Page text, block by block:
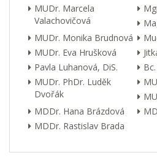
MUDr. Marcela
Valachovičová
MUDr. Monika Brudnová
MUDr. Eva Hrušková
Pavla Luhanová, DiS.
MUDr. PhDr. Luděk
Dvořák
MDDr. Hana Brázdová
MDDr. Rastislav Brada